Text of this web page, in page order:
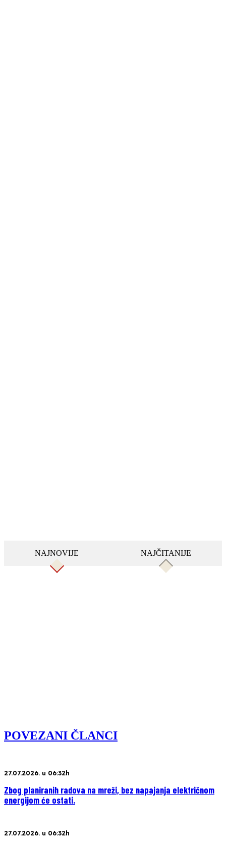
NAJNOVIJE NAJČITANIJE
POVEZANI ČLANCI
27.07.2026. u 06:32h
Zbog planiranih radova na mreži, bez napajanja električnom
energijom će ostati.
27.07.2026. u 06:32h